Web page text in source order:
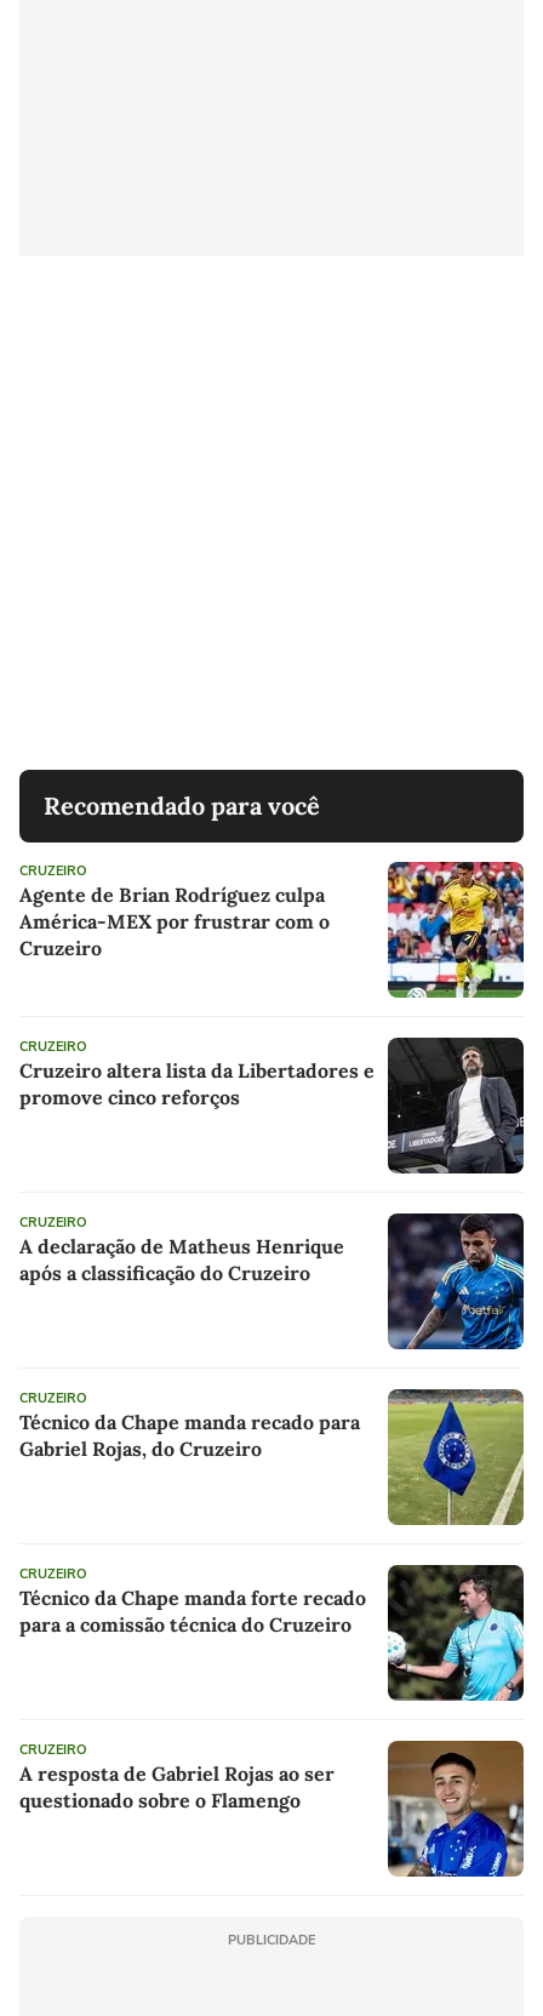
Recomendado para você
CRUZEIRO
Agente de Brian Rodríguez culpa
América-MEX por frustrar com o
Cruzeiro
CRUZEIRO
Cruzeiro altera lista da Libertadores e
promove cinco reforços
CRUZEIRO
A declaração de Matheus Henrique
após a classificação do Cruzeiro
CRUZEIRO
Técnico da Chape manda recado para
Gabriel Rojas, do Cruzeiro
CRUZEIRO
Técnico da Chape manda forte recado
para a comissão técnica do Cruzeiro
CRUZEIRO
A resposta de Gabriel Rojas ao ser
questionado sobre o Flamengo
PUBLICIDADE